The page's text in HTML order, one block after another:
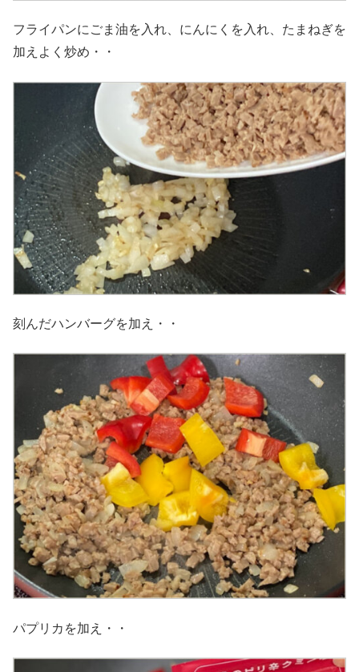
フライパンにごま油を入れ、にんにくを入れ、たまねぎを
加えよく炒め・・
刻んだハンバーグを加え・・
パプリカを加え・・